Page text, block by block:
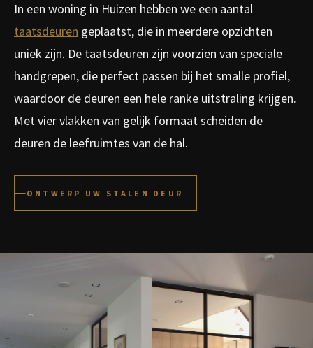
In een woning in Huizen hebben we een aantal
taatsdeuren geplaatst, die in meerdere opzichten
uniek zijn. De taatsdeuren zijn voorzien van speciale
handgrepen, die perfect passen bij het smalle profiel,
waardoor de deuren een hele ranke uitstraling krijgen.
Met vier vlakken van gelijk formaat scheiden de
deuren de leefruimtes van de hal.
ONTWERP UW STALEN DEUR